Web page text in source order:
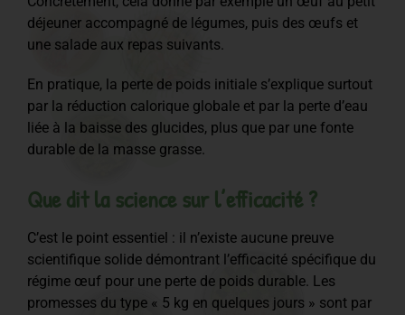
déjeuner accompagné de légumes, puis des œufs et
une salade aux repas suivants.
En pratique, la perte de poids initiale s’explique surtout
par la réduction calorique globale et par la perte d’eau
liée à la baisse des glucides, plus que par une fonte
durable de la masse grasse.
Que dit la science sur l’efficacité ?
C’est le point essentiel : il n’existe aucune preuve
scientifique solide démontrant l’efficacité spécifique du
régime œuf pour une perte de poids durable. Les
promesses du type « 5 kg en quelques jours » sont par